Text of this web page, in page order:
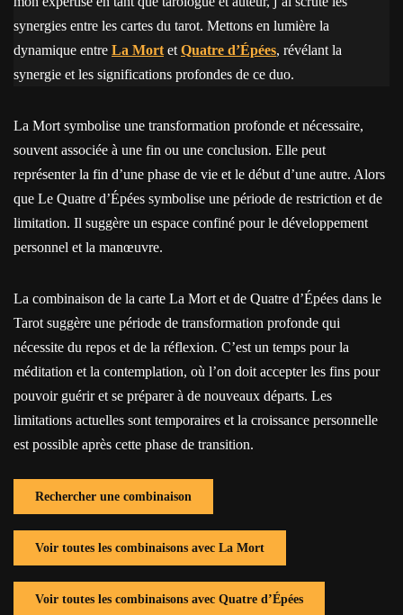
synergies entre les cartes du tarot. Mettons en lumière la
dynamique entre La Mort et Quatre d’Épées, révélant la
synergie et les significations profondes de ce duo.
La Mort symbolise une transformation profonde et nécessaire,
souvent associée à une fin ou une conclusion. Elle peut
représenter la fin d’une phase de vie et le début d’une autre. Alors
que Le Quatre d’Épées symbolise une période de restriction et de
limitation. Il suggère un espace confiné pour le développement
personnel et la manœuvre.
La combinaison de la carte La Mort et de Quatre d’Épées dans le
Tarot suggère une période de transformation profonde qui
nécessite du repos et de la réflexion. C’est un temps pour la
méditation et la contemplation, où l’on doit accepter les fins pour
pouvoir guérir et se préparer à de nouveaux départs. Les
limitations actuelles sont temporaires et la croissance personnelle
est possible après cette phase de transition.
Rechercher une combinaison
Voir toutes les combinaisons avec La Mort
Voir toutes les combinaisons avec Quatre d’Épées